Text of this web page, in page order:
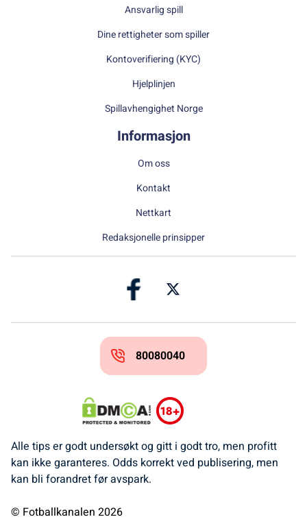
Ansvarlig spill
Dine rettigheter som spiller
Kontoverifiering (KYC)
Hjelplinjen
Spillavhengighet Norge
Informasjon
Om oss
Kontakt
Nettkart
Redaksjonelle prinsipper
80080040
Alle tips er godt undersøkt og gitt i godt tro, men profitt
kan ikke garanteres. Odds korrekt ved publisering, men
kan bli forandret før avspark.
© Fotballkanalen 2026